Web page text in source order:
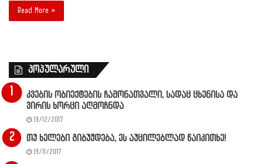
Read More »
პოპულარული
კვების ობიექტების ჩამონათვალი, სადაც ცხენისა და
ვირის ხორცი აღმოჩნდა
19/12/2017
თუ ხელები გიბუჟდება, ეს აუცილებლად წაიკითხე!
19/11/2017